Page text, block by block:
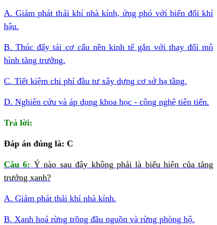
A. Giảm phát thải khí nhà kính, ứng phó với biến đổi khí
hậu.
B. Thúc đẩy tái cơ cấu nền kinh tế gắn với thay đổi mô
hình tăng trưởng.
C. Tiết kiệm chi phí đầu tư xây dựng cơ sở hạ tầng.
D. Nghiên cứu và áp dụng khoa học - công nghệ tiên tiến.
Trả lời:
Đáp án đúng là: C
Câu 6: Ý nào sau đây không phải là biểu hiện của tăng
trưởng xanh?
A. Giảm phát thải khí nhà kính.
B. Xanh hoá rừng trồng đầu nguồn và rừng phòng hộ.